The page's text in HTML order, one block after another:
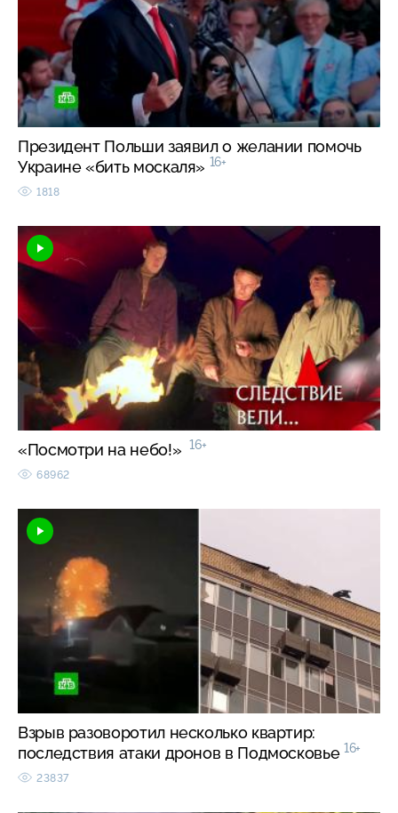
Президент Польши заявил о желании помочь
Украине «бить москаля» 16+
1818
«Посмотри на небо!» 16+
68962
Взрыв разоворотил несколько квартир:
последствия атаки дронов в Подмосковье 16+
23837